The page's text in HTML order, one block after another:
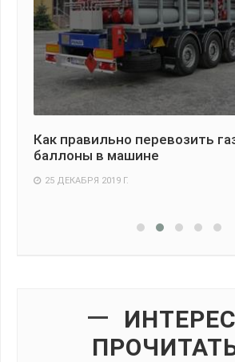
Как правильно перевозить
баллоны в машине
25 ДЕКАБРЯ 2019 Г.